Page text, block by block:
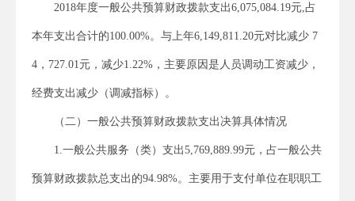
2018年度一般公共预算财政拨款支出6,075,084.19元,占
本年支出合计的100.00%。与上年6,149,811.20元对比减少 7
4，727.01元，减少1.22%，主要原因是人员调动工资减少，
经费支出减少（调减指标）。
（二）一般公共预算财政拨款支出决算具体情况
1.一般公共服务（类）支出5,769,889.99元，占一般公共
预算财政拨款总支出的94.98%。主要用于支付单位在职职工